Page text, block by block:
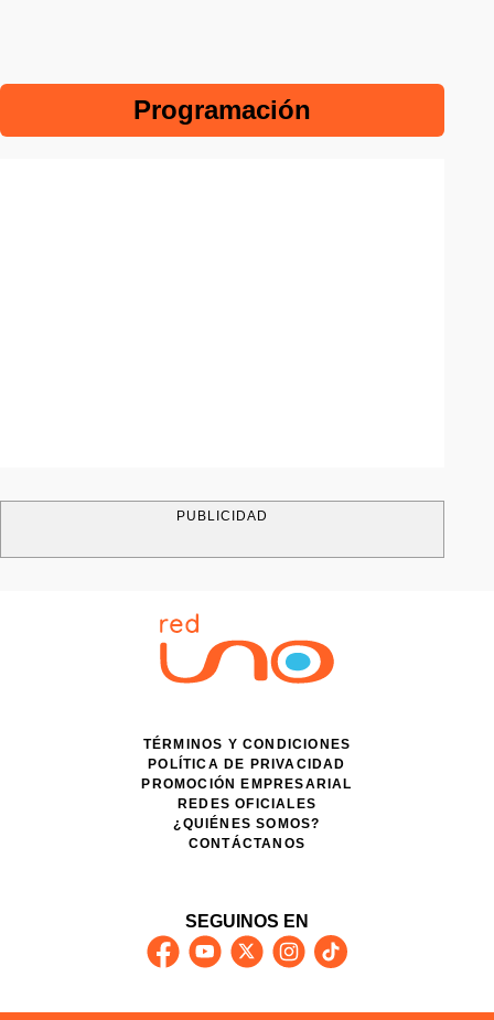
Programación
PUBLICIDAD
TÉRMINOS Y CONDICIONES
POLÍTICA DE PRIVACIDAD
PROMOCIÓN EMPRESARIAL
REDES OFICIALES
¿QUIÉNES SOMOS?
CONTÁCTANOS
SEGUINOS EN